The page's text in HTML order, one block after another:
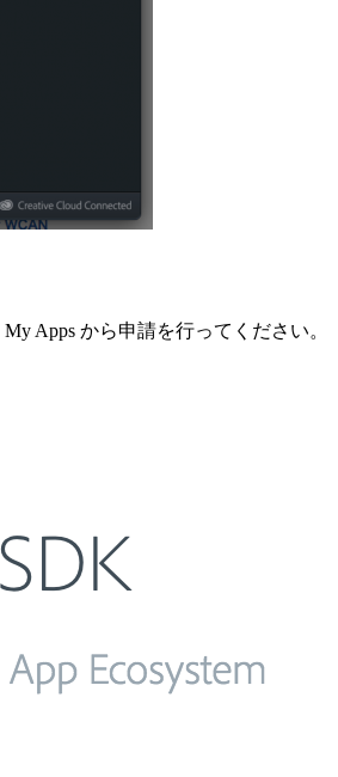
Apps から申請を行ってください。